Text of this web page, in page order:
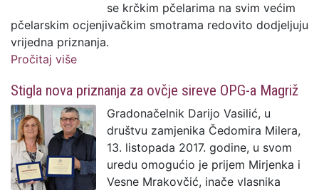
se krčkim pčelarima na svim većim
pčelarskim ocjenjivačkim smotrama redovito dodjeljuju
vrijedna priznanja.
Pročitaj više
Stigla nova priznanja za ovčje sireve OPG-a Magriž
Gradonačelnik Darijo Vasilić, u
društvu zamjenika Čedomira Milera,
13. listopada 2017. godine, u svom
uredu omogućio je prijem Mirjenka i
Vesne Mrakovčić, inače vlasnika